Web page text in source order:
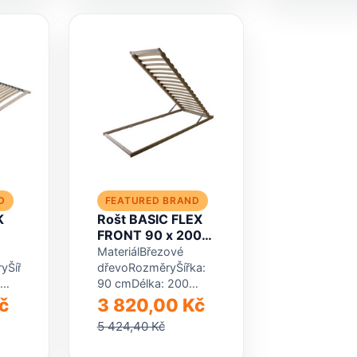
FEATURED BRAND
Rošt BASIC FLEX
FRONT 90 x 200
cm, vyklápěcí
MateriálBřezové
dřevoRozměryŠířka:
90 cmDélka: 200
cmPočet lamel: 16
ksProvedeníVyklápěcí
rošt.Mechanická
3 820,00 Kč
5 424,40 Kč